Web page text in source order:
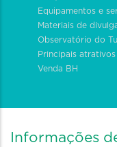
Equipamentos e
Materiais de
Observatório do
Principais atrativos
Venda BH
Informações